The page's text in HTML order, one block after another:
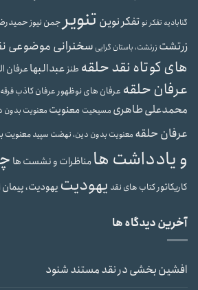
گنابادیه تفکر نوتفکر نوین تنویر جمن نیوز
زرتشت زرتشت، باستان گرایی سخنرانی موضوعی
های کوتاه نقد حلقه طنزعبدالبهاعرفان
عرفان حلقه عرفان های نوظهورعرفان کاذبفرقه
محمدعلی طاهری مسیحیت معنویت معنویت بدون
عرفان حلقه معنویت بدون دین، نهضت سپیدمعنویت
و یادداشت هامناظرات و نشست ها
کاریکاتورکتاب های نقد یهودیت یهودیت، پیمان
آخرین دیدگاه ها
افشین بخشیدرنقد مستند شنود